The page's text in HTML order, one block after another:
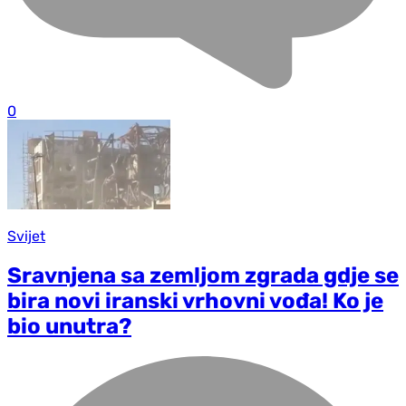
0
Svijet
Sravnjena sa zemljom zgrada gdje se
bira novi iranski vrhovni vođa! Ko je
bio unutra?